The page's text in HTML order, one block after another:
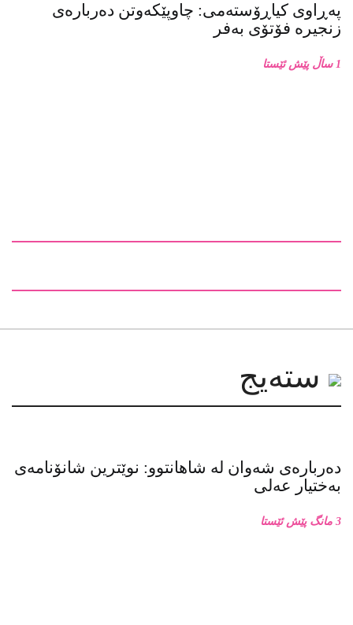
پەڕاوی کیاڕۆستەمی: چاوپێکەوتن دەربارەی
زنجیرە فۆتۆی بەفر
1 ساڵ پێش ئێستا
دەربارەی شەوان لە شاهانتوو: نوێترین شانۆنامەی
بەختیار عەلی
3 مانگ پێش ئێستا